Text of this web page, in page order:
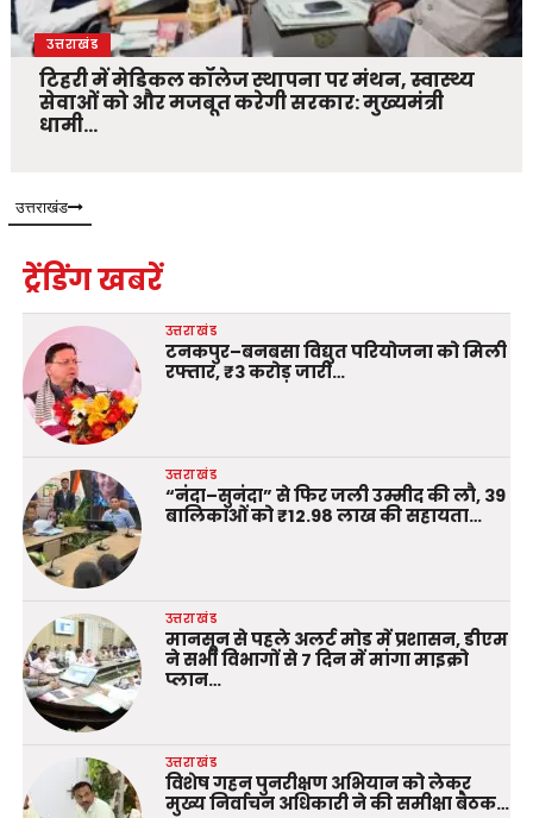
उत्तराखंड
टिहरी में मेडिकल कॉलेज स्थापना पर मंथन, स्वास्थ्य
सेवाओं को और मजबूत करेगी सरकार: मुख्यमंत्री
धामी…
उत्तराखंड
ट्रेंडिंग खबरें
उत्तराखंड
टनकपुर–बनबसा विद्युत परियोजना को मिली
रफ्तार, ₹3 करोड़ जारी…
उत्तराखंड
“नंदा–सुनंदा” से फिर जली उम्मीद की लौ, 39
बालिकाओं को ₹12.98 लाख की सहायता…
उत्तराखंड
मानसून से पहले अलर्ट मोड में प्रशासन, डीएम
ने सभी विभागों से 7 दिन में मांगा माइक्रो
प्लान…
उत्तराखंड
विशेष गहन पुनरीक्षण अभियान को लेकर
मुख्य निर्वाचन अधिकारी ने की समीक्षा बैठक…